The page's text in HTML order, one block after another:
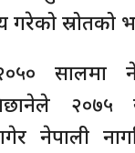
गरेको स्रोतको
सालमा
२०७५
नेपाली